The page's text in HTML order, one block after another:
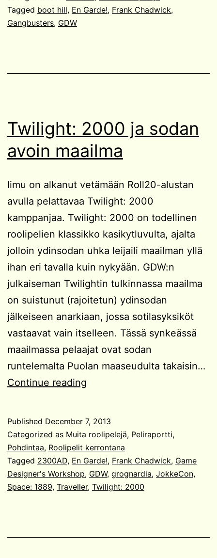
Tagged boot hill, En Garde!, Frank Chadwick,
Gangbusters, GDW
Twilight: 2000 ja sodan
avoin maailma
Iimu on alkanut vetämään Roll20-alustan
avulla pelattavaa Twilight: 2000
kamppanjaa. Twilight: 2000 on todellinen
roolipelien klassikko kasikytluvulta, ajalta
jolloin ydinsodan uhka leijaili maailman yllä
ihan eri tavalla kuin nykyään. GDW:n
julkaiseman Twilightin tulkinnassa maailma
on suistunut (rajoitetun) ydinsodan
jälkeiseen anarkiaan, jossa sotilasyksiköt
vastaavat vain itselleen. Tässä synkeässä
maailmassa pelaajat ovat sodan
runtelemalta Puolan maaseudulta takaisin…
Continue reading
sodan
avoin
maailma
Published December 7, 2013
Categorized as Muita roolipelejä, Peliraportti,
Pohdintaa, Roolipelit kerrontana
Tagged 2300AD, En Garde!, Frank Chadwick, Game
Designer's Workshop, GDW, grognardia, JokkeCon,
Space: 1889, Traveller, Twilight: 2000